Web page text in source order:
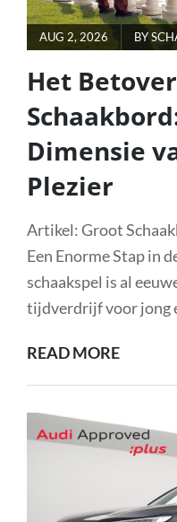
POSTED
ON
AUG 2, 2026 BY
Het
Dimensie
Plezier
Artikel: Groot
Een Enorme Stap in
schaakspel is al
tijdverdrijf voor jong
READ MOREHET
EEN